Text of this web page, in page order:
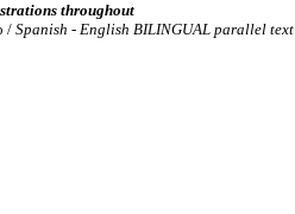
throughout
/ Spanish - English BILINGUAL parallel text